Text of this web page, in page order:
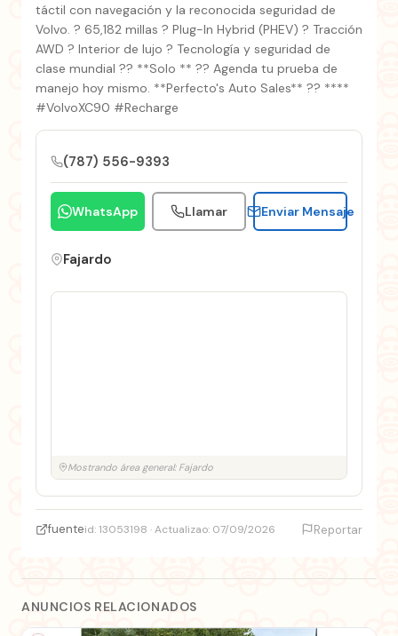
táctil con navegación y la reconocida seguridad de
Volvo. ? 65,182 millas ? Plug-In Hybrid (PHEV) ? Tracción
AWD ? Interior de lujo ? Tecnología y seguridad de
clase mundial ?? **Solo ** ?? Agenda tu prueba de
manejo hoy mismo. **Perfecto's Auto Sales** ?? ****
#VolvoXC90 #Recharge
(787) 556-9393
WhatsApp Llamar Enviar Mensaje
Fajardo
Mostrando área general: Fajardo
fuenteid: 13053198 · Actualizao: 07/09/2026 Reportar
ANUNCIOS RELACIONADOS